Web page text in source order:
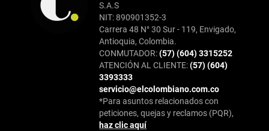
S.A.S
NIT: 890901352-3
Carrera 48 N° 30 Sur - 119, Envigado,
Antioquia, Colombia.
CONMUTADOR:(57) (604) 3315252
ATENCIÓN AL CLIENTE:(57) (604)
3393333
servicio@elcolombiano.com.co
*Para asuntos relacionados con
peticiones, quejas y reclamos (PQR),
haz clic aquí